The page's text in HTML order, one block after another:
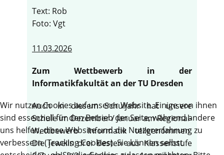
Text: Rob
Foto: Vgt
11.03.2026
Zum Wettbewerb in der
Informatikfakultät an der TU Dresden
Auch in diesem Schuljahr hat unsere
Schule im Dezember / Januar am Regional-
Wettbewerb Informatik teilgenommen.
Die jeweils drei Besten aus Klassenstufe
Wir nutzen Cookies auf unserer Website. Einige von ihnen
sind essenziell für den Betrieb der Seite, während andere
uns helfen, diese Website und die Nutzererfahrung zu
verbessern (Tracking Cookies). Sie können selbst